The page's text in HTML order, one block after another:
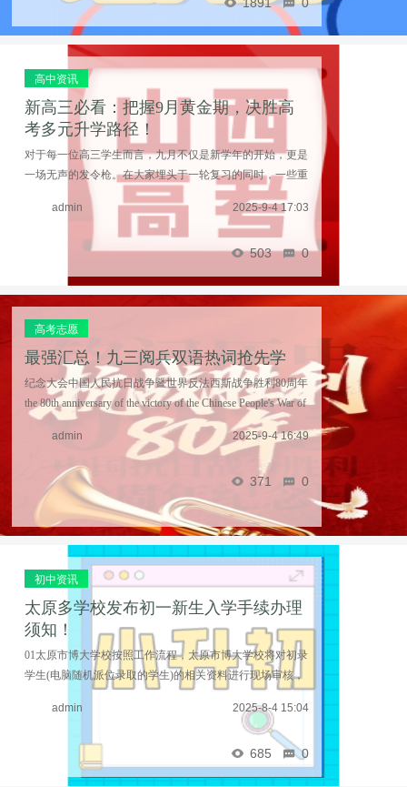
高中资讯
新高三必看：把握9月黄金期，决胜高
考多元升学路径！
对于每一位高三学生而言，九月不仅是新学年的开始，更是
一场无声的发令枪。在大家埋头于一轮复习的同时，一些重
要的机会窗口正在悄然开启。谁能提前洞察并抓住这些机
会，谁就能在千军万马过独木桥的高考竞争中，抢占 ...……
admin 2025-9-4 17:03
503 0
高考志愿
最强汇总！九三阅兵双语热词抢先学
纪念大会中国人民抗日战争暨世界反法西斯战争胜利80周年
the 80th anniversary of the victory of the Chinese People's War of
Resistance against Japanese Aggression and the World Anti-
Fascist War中国人民解放 ...……
admin 2025-9-4 16:49
371 0
初中资讯
太原多学校发布初一新生入学手续办理
须知！
01太原市博大学校按照工作流程，太原市博大学校将对初录
学生(电脑随机派位录取的学生)的相关资料进行现场审核，
并为通过审核的学生办理入学手续。请各位家长朋友，严格
按照要求准备相关材料，并在规定时间内到校办理 ...……
admin 2025-8-4 15:04
685 0